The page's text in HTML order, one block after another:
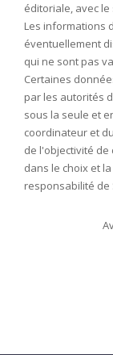
éditoriale, avec
Les informations
éventuellement
qui ne sont pas
Certaines
par les autorités
sous la seule et
coordinateur et
de l'objectivité de
dans le choix et
responsabilité de